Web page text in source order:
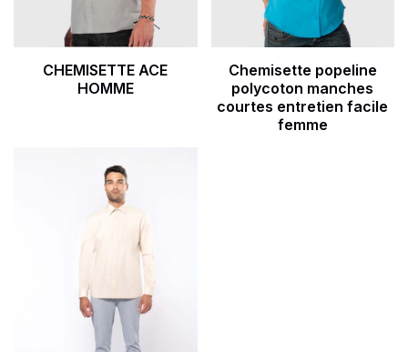
CHEMISETTE ACE
HOMME
Chemisette popeline
polycoton manches
courtes entretien facile
femme